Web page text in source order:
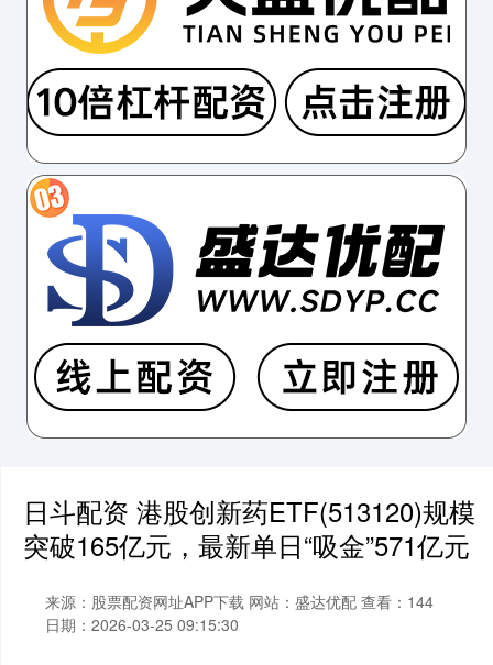
日斗配资 港股创新药ETF(513120)规模
突破165亿元，最新单日“吸金”571亿元
来源：股票配资网址APP下载 网站：盛达优配 查看：144
日期：2026-03-25 09:15:30